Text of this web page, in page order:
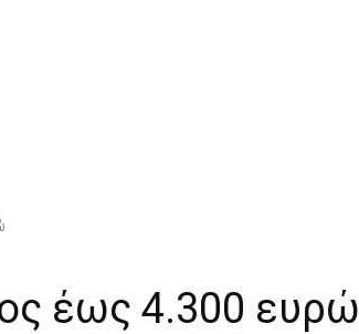
έως 4.300 ευρώ